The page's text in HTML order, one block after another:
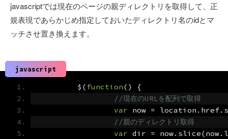
javascriptでは現在のページの親ディレクトリを取得して、正
規表現であらかじめ指定しておいたディレクトリ名のidとマ
ッチさせ置き換えます。
javascript
	$
(function() {
var now = location . href.
//親のディレクトリ取得
var dir = now. slice(now.